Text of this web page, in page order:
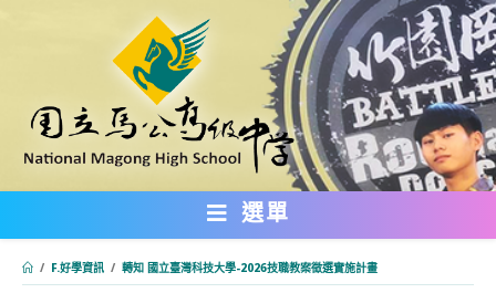
內
選單
/ F.好學資訊 / 轉知 國立臺灣科技大學-2026技職教案徵選實施計畫